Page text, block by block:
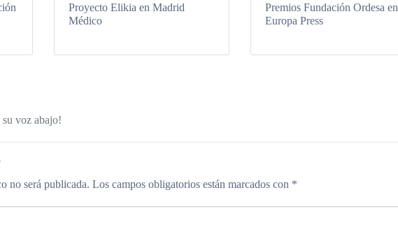
Proyecto Elikia en Madrid
Médico
Premios Fundación Ordesa en
Europa Press
su voz abajo!
no será publicada. Los campos obligatorios están marcados con *